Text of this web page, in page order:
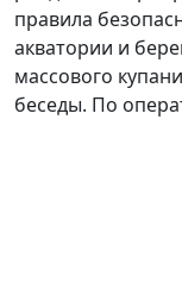
правила
акватории и
массового
беседы. По